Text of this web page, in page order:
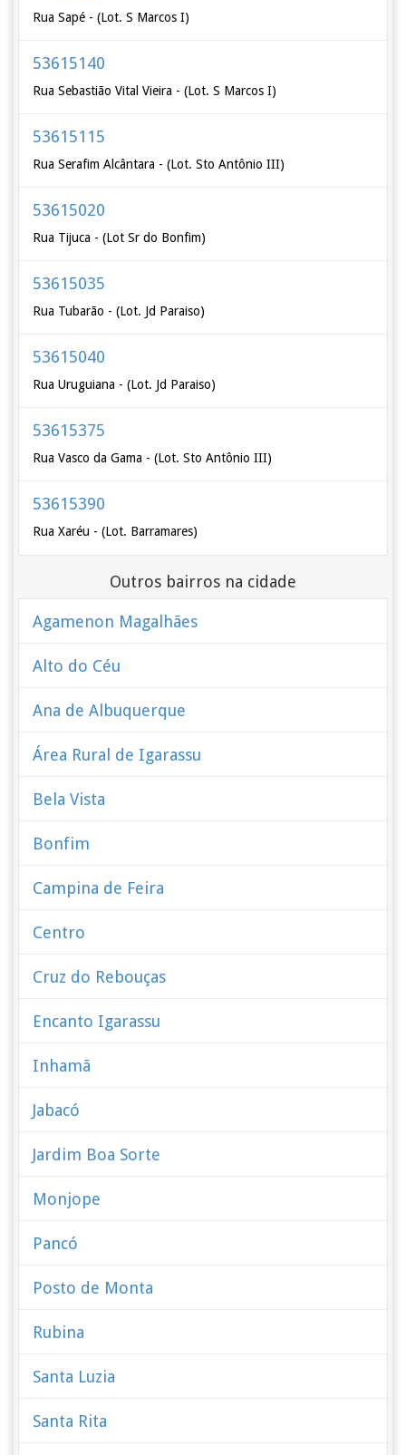
Rua Sapé - (Lot. S Marcos I)
53615140
Rua Sebastião Vital Vieira - (Lot. S Marcos I)
53615115
Rua Serafim Alcântara - (Lot. Sto Antônio III)
53615020
Rua Tijuca - (Lot Sr do Bonfim)
53615035
Rua Tubarão - (Lot. Jd Paraiso)
53615040
Rua Uruguiana - (Lot. Jd Paraiso)
53615375
Rua Vasco da Gama - (Lot. Sto Antônio III)
53615390
Rua Xaréu - (Lot. Barramares)
Outros bairros na cidade
Agamenon Magalhães
Alto do Céu
Ana de Albuquerque
Área Rural de Igarassu
Bela Vista
Bonfim
Campina de Feira
Centro
Cruz do Rebouças
Encanto Igarassu
Inhamã
Jabacó
Jardim Boa Sorte
Monjope
Pancó
Posto de Monta
Rubina
Santa Luzia
Santa Rita